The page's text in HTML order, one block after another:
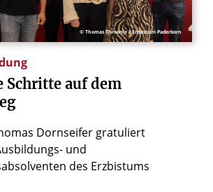
© Thomas Throenle / Erzbistum Paderborn
Schritte auf dem
Dornseifer gratuliert
und
des Erzbistums